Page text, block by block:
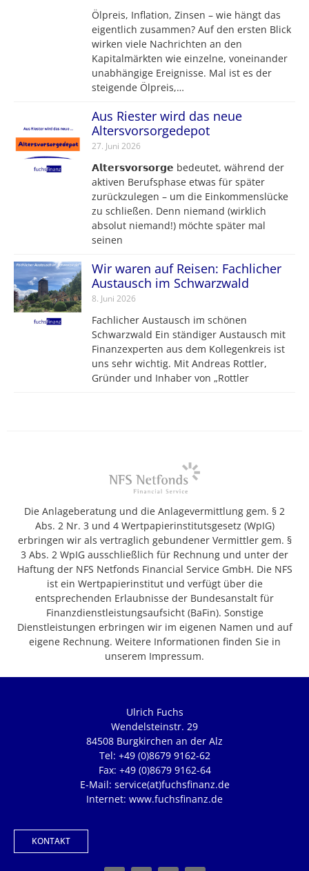
Ölpreis, Inflation, Zinsen – wie hängt das
eigentlich zusammen? Auf den ersten Blick
wirken viele Nachrichten an den
Kapitalmärkten wie einzelne, voneinander
unabhängige Ereignisse. Mal ist es der
steigende Ölpreis,…
Aus Riester wird das neue
Altersvorsorgedepot
27. Juni 2026
𝗔𝗹𝘁𝗲𝗿𝘀𝘃𝗼𝗿𝘀𝗼𝗿𝗴𝗲 bedeutet, während der
aktiven Berufsphase etwas für später
zurückzulegen – um die Einkommenslücke
zu schließen. Denn niemand (wirklich
absolut niemand!) möchte später mal
seinen
Wir waren auf Reisen: Fachlicher
Austausch im Schwarzwald
8. Juni 2026
Fachlicher Austausch im schönen
Schwarzwald Ein ständiger Austausch mit
Finanzexperten aus dem Kollegenkreis ist
uns sehr wichtig. Mit Andreas Rottler,
Gründer und Inhaber von „Rottler
Die Anlageberatung und die Anlagevermittlung gem. § 2
Abs. 2 Nr. 3 und 4 Wertpapierinstitutsgesetz (WpIG)
erbringen wir als vertraglich gebundener Vermittler gem. §
3 Abs. 2 WpIG ausschließlich für Rechnung und unter der
Haftung der NFS Netfonds Financial Service GmbH. Die NFS
ist ein Wertpapierinstitut und verfügt über die
entsprechenden Erlaubnisse der Bundesanstalt für
Finanzdienstleistungsaufsicht (BaFin). Sonstige
Dienstleistungen erbringen wir im eigenen Namen und auf
eigene Rechnung. Weitere Informationen finden Sie in
unserem Impressum.
Ulrich Fuchs
Wendelsteinstr. 29
84508 Burgkirchen an der Alz
Tel: +49 (0)8679 9162-62
Fax: +49 (0)8679 9162-64
E-Mail: service(at)fuchsfinanz.de
Internet: www.fuchsfinanz.de
KONTAKT